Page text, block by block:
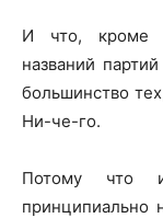
И что, кроме
названий
большинство
Ни-че-го.
Потому что
принципиально